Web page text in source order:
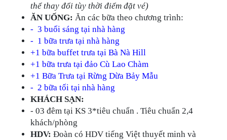
thể thay đổi tùy thời điểm đặt vé)
ĂN UỐNG: Ăn các bữa theo chương trình:
- 3 buổi sáng tại nhà hàng
- 1 bữa trưa tại nhà hàng
+1 bữa buffet trưa tại Bà Nà Hill
+1 bữa trưa tại đảo Cù Lao Chàm
+1 Bữa Trưa tại Rừng Dừa Bảy Mẫu
- 2 bữa tối tại nhà hàng
KHÁCH SẠN:
- 03 đêm tại KS 3*tiêu chuẩn . Tiêu chuẩn 2,4
khách/phòng
HDV: Đoàn có HDV tiếng Việt thuyết minh và